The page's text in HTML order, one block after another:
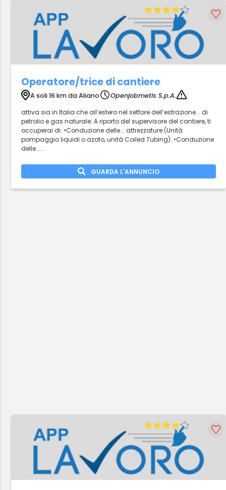
Operatore/trice di cantiere
A soli 16 km da Aliano
Openjobmetis S.p.A.
attiva sia in Italia che all’estero nel settore dell’estrazione... di
petrolio e gas naturale: A riporto del supervisore del cantiere, ti
occuperai di: •Conduzione delle... attrezzature (Unità
pompaggio liquidi o azoto, unità Coiled Tubing). •Conduzione
delle......
GUARDA L'ANNUNCIO